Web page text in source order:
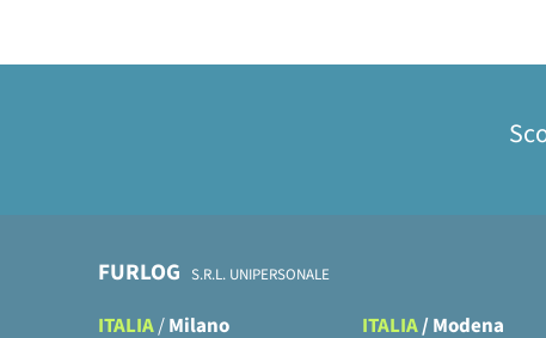
FURLOG S.R.L. UNIPERSONALE
ITALIA/Milano ITALIA/Modena